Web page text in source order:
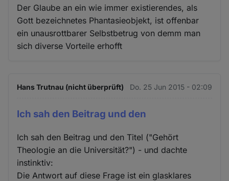
Der Glaube an ein wie immer existierendes, als
Gott bezeichnetes Phantasieobjekt, ist offenbar
ein unausrottbarer Selbstbetrug von demm man
sich diverse Vorteile erhofft
Hans Trutnau (nicht überprüft) Do. 25 Jun 2015 - 02:09
Ich sah den Beitrag und den
Ich sah den Beitrag und den Titel ("Gehört
Theologie an die Universität?") - und dachte
instinktiv:
Die Antwort auf diese Frage ist ein glasklares